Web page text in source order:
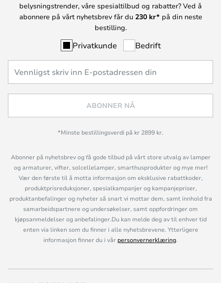
belysningstrender, våre spesialtilbud og rabatter? Ved å
abonnere på vårt nyhetsbrev får du 230 kr* på din neste
bestilling.
Privatkunde Bedrift
ABONNER NÅ
*Minste bestillingsverdi på kr 2899 kr.
Abonner på nyhetsbrev og få gode tilbud på vårt store utvalg av lamper
og armaturer, vifter, solcellelamper, smarthusprodukter og mye mer!
Vær den første til å motta informasjon om eksklusive rabattkoder,
produktprisreduksjoner, spesialkampanjer og kampanjepriser,
produktanbefalinger og nyheter så snart vi mottar dem, samt innhold fra
samarbeidspartnere og undersøkelser, samt oppfordringer om
kjøpsanmeldelser og anbefalinger.Du kan melde deg av til enhver tid
enten via linken som du finner i alle nyhetsbrevene. Ytterligere
informasjon finner du i vår personvernerklæring.